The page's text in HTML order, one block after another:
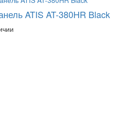
ATIS AT-380HR Black